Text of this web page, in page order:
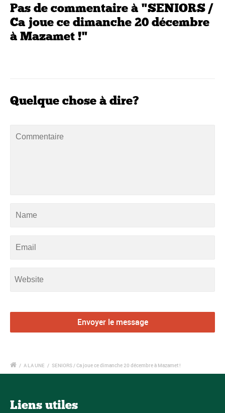
Pas de commentaire à "SENIORS /
Ca joue ce dimanche 20 décembre
à Mazamet !"
Quelque chose à dire?
/ A LA UNE / SENIORS / Ca joue ce dimanche 20 décembre à Mazamet !
Liens utiles